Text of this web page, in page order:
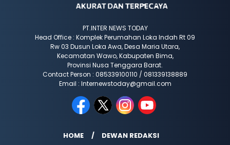
PT.INTER NEWS TODAY
Head Office : Komplek Perumahan Loka Indah Rt 09
Rw 03 Dusun Loka Awa, Desa Maria Utara,
Kecamatan Wawo, Kabupaten Bima,
Provinsi Nusa Tenggara Barat.
Contact Person : 085339100110 / 081339138889
Email : Internewstoday@gmail.com
HOME DEWAN REDAKSI